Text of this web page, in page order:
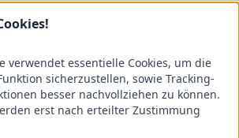
GmbH 2026
verwendet essentielle Cookies, um die
sicherzustellen, sowie Tracking-
besser nachvollziehen zu können.
erst nach erteilter Zustimmung